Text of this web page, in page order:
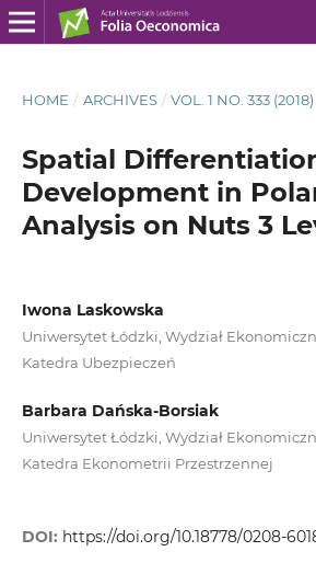
HOME / ARCHIVES / VOL. 1 NO. 333 (2018)
Spatial
Development in
Analysis on Nuts 3
Iwona Laskowska
Uniwersytet Łódzki, Wydział
Katedra Ubezpieczeń
Barbara Dańska-Borsiak
Uniwersytet Łódzki, Wydział
Katedra Ekonometrii Przestrzennej
DOI: https://doi.org/10.18778/0208-